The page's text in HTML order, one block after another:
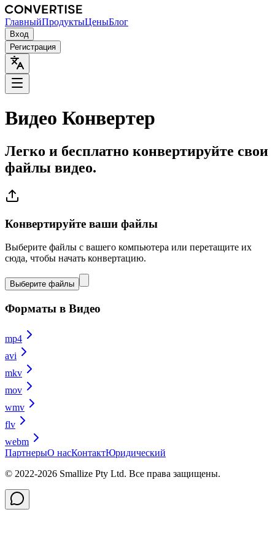
ГлавныйПродуктыЦеныБлог
Вход
Регистрация
Видео Конвертер
Легко и бесплатно конвертируйте свои
файлы видео.
Конвертируйте ваши файлы
Выберите файлы с вашего компьютера или перетащите их
сюда, чтобы начать конвертацию.
Выберите файлы
Форматы в Видео
mp4
avi
mkv
mov
wmv
flv
webm
ПартнерыО насКонтактЮридический
© 2022-2026 Smallize Pty Ltd. Все права защищены.